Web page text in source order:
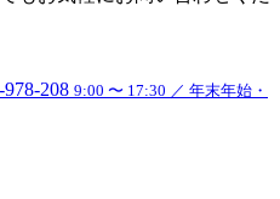
978-208 9:00 〜 17:30 ／ 年末年始・